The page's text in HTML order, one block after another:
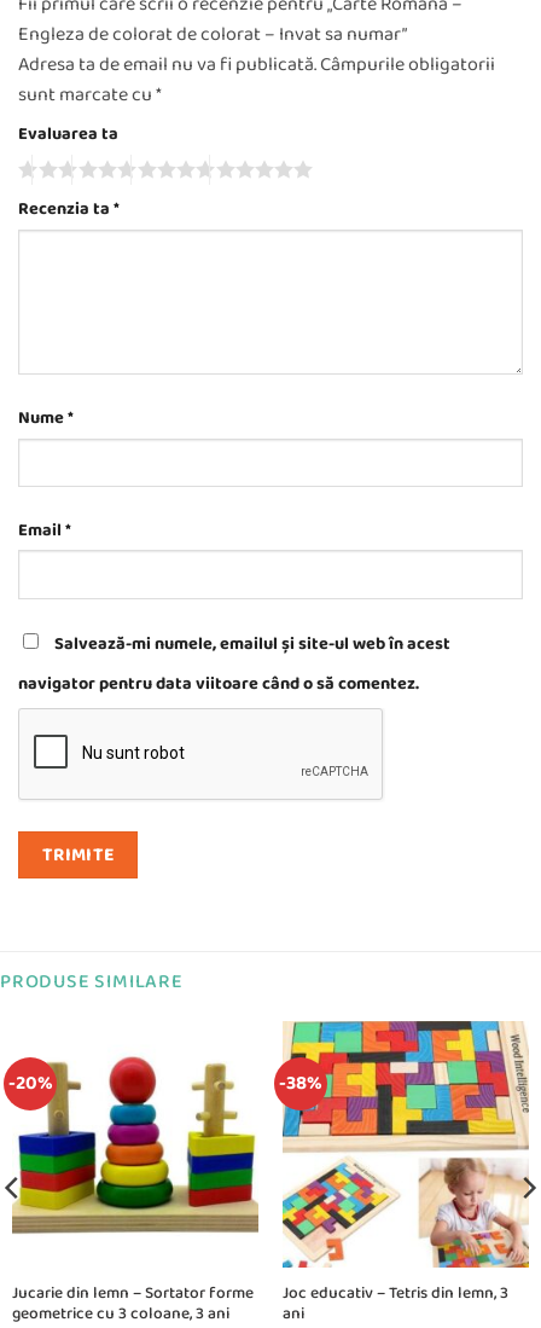
Engleza de colorat de colorat – Invat sa numar”
Adresa ta de email nu va fi publicată.Câmpurile obligatorii
sunt marcate cu*
Evaluarea ta
Recenzia ta*
Nume*
Email*
Salvează-mi numele, emailul și site-ul web în acest
navigator pentru data viitoare când o să comentez.
PRODUSE SIMILARE
-20%
Jucarie din lemn – Sortator forme
geometrice cu 3 coloane, 3 ani
-38%
Joc educativ – Tetris din lemn, 3
ani